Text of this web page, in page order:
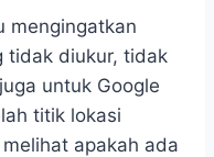
mengingatkan
tidak diukur, tidak
untuk Google
titik lokasi
apakah ada